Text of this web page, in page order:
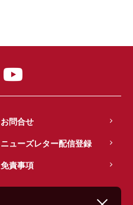
お問合せ
ニューズレター配信登録
免責事項